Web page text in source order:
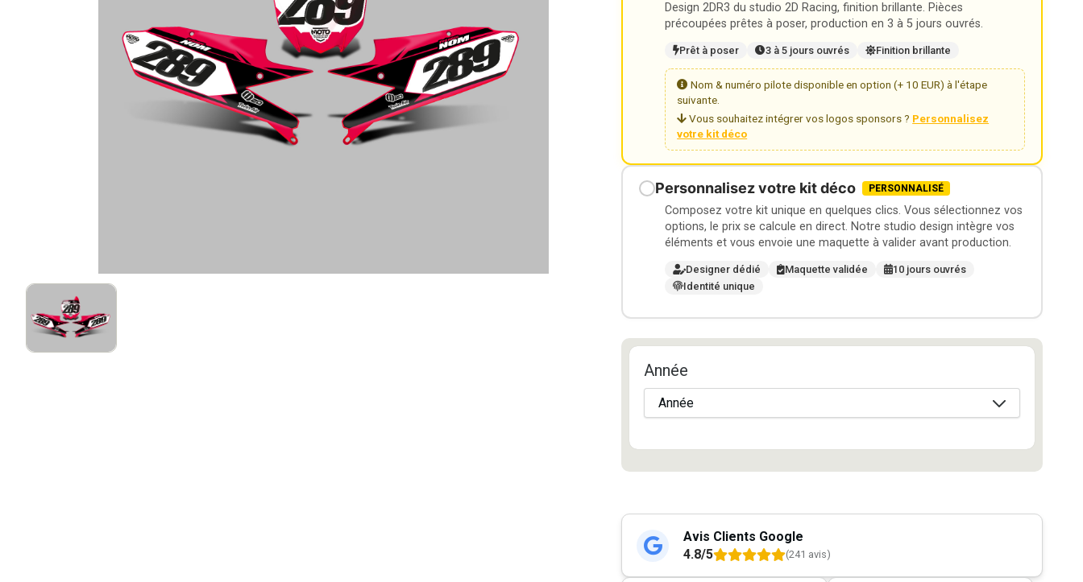
Design 2DR3 du studio 2D Racing, finition brillante. Pièces
précoupées prêtes à poser, production en 3 à 5 jours ouvrés.
Prêt à poser 3 à 5 jours ouvrés Finition brillante
Nom & numéro pilote disponible en option (+ 10 EUR) à l'étape
suivante.
Vous souhaitez intégrer vos logos sponsors ? Personnalisez
votre kit déco
Personnalisez votre kit déco PERSONNALISÉ
Composez votre kit unique en quelques clics. Vous sélectionnez vos
options, le prix se calcule en direct. Notre studio design intègre vos
éléments et vous envoie une maquette à valider avant production.
Designer dédié Maquette validée
10 jours ouvrés
Identité unique
Année
Avis Clients Google
4.8/5
(241 avis)